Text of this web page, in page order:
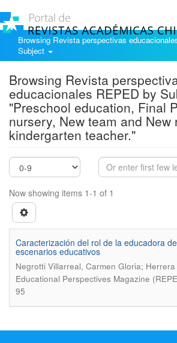
Browsing Revista perspectivas
Subject
Browsing Revista
educacionales REPED by
"Preschool education, Final
nursery, New team and New
kindergarten teacher."
Now showing items 1-1 of 1
Caracterización del rol de la educadora
escenarios educativos
Negrotti Villarreal, Carmen Gloria;
Educational Perspectives Magazine
95